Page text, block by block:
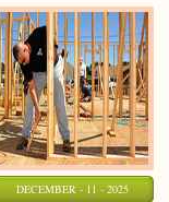
DECEMBER - 11 - 2025